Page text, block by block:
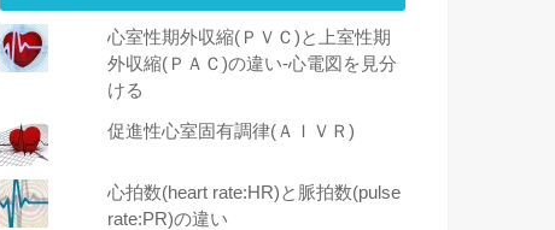
心室性期外収縮(ＰＶＣ)と上室性期
外収縮(ＰＡＣ)の違い-心電図を見分
ける
促進性心室固有調律(ＡＩＶＲ)
心拍数(heart rate:HR)と脈拍数(pulse
rate:PR)の違い